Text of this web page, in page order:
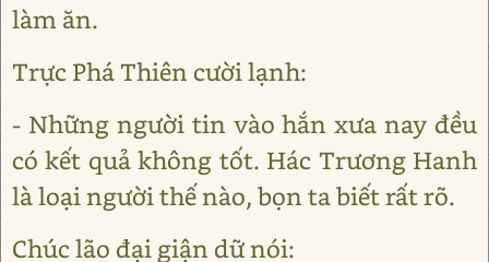
làm ăn.
Trực Phá Thiên cười lạnh:
- Những người tin vào hắn xưa nay đều
có kết quả không tốt. Hác Trương Hanh
là loại người thế nào, bọn ta biết rất rõ.
Chúc lão đại giận dữ nói: